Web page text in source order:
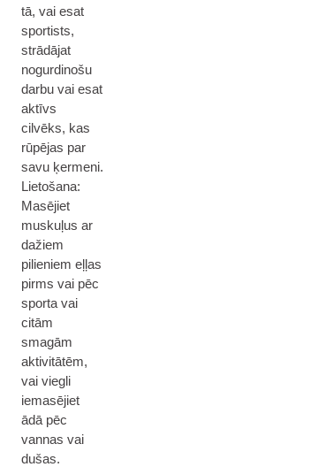
tā, vai esat
sportists,
strādājat
nogurdinošu
darbu vai esat
aktīvs
cilvēks, kas
rūpējas par
savu ķermeni.
Lietošana:
Masējiet
muskuļus ar
dažiem
pilieniem eļļas
pirms vai pēc
sporta vai
citām
smagām
aktivitātēm,
vai viegli
iemasējiet
ādā pēc
vannas vai
dušas.